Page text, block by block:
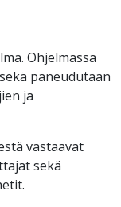
Ohjelmassa
paneudutaan
ja
vastaavat
sekä